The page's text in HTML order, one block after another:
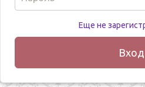
Еще не
Вход